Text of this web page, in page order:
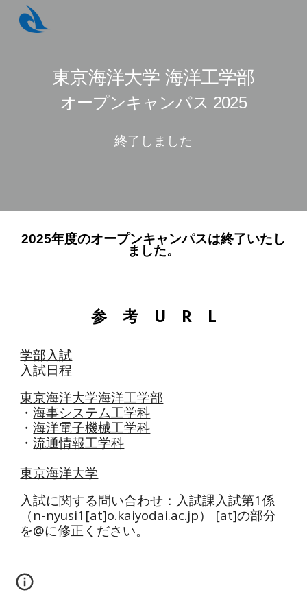
Skip to main content
東京海洋大学 海洋工学部
オープンキャンパス 2025
終了しました
2025年度のオープンキャンパスは終了いたし
ました。
参 考 U R L
学部入試
入試日程
東京海洋大学海洋工学部
・海事システム工学科
・海洋電子機械工学科
・流通情報工学科
東京海洋大学
入試に関する問い合わせ：入試課入試第1係
（n-nyusi1[at]o.kaiyodai.ac.jp） [at]の部分
を@に修正ください。